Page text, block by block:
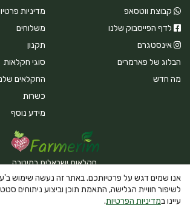
קבוצת ווטסאפ
לדף הפייסבוק שלנו
אינסטגרם
הבלוג של פארמרים
מה חדש
מדיניות
משלוחים
תקנון
סוגי חקלאות
החקלאים
כשרות
מידע נוסף
חקלאות ישראלית במיטבה
Powered By Farmerim
אנו שמים דגש על פרטיותכם. באתר זה נעשה שימוש
לשיפור חוויית הגלישה, התאמת תוכן וביצוע ניתוחים
עיינו במדיניות הפרטיות.